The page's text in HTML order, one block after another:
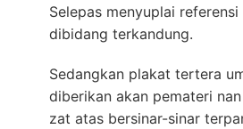
Selepas menyuplai
dibidang terkandung.
Sedangkan plakat tertera
diberikan akan pemateri
zat atas bersinar-sinar